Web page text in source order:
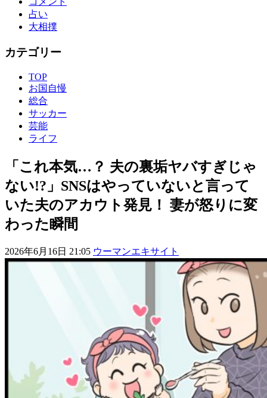
占い
大相撲
カテゴリー
TOP
お国自慢
総合
サッカー
芸能
ライフ
「これ本気…？ 夫の裏垢ヤバすぎじゃ
ない!?」SNSはやっていないと言って
いた夫のアカウト発見！ 妻が怒りに変
わった瞬間
2026年6月16日 21:05 ウーマンエキサイト